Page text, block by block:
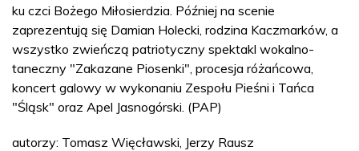
ku czci Bożego Miłosierdzia. Później na scenie
zaprezentują się Damian Holecki, rodzina Kaczmarków, a
wszystko zwieńczą patriotyczny spektakl wokalno-
taneczny "Zakazane Piosenki", procesja różańcowa,
koncert galowy w wykonaniu Zespołu Pieśni i Tańca
"Śląsk" oraz Apel Jasnogórski. (PAP)
autorzy: Tomasz Więcławski, Jerzy Rausz